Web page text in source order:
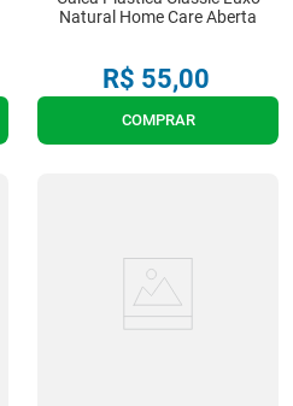
Natural Home Care Aberta
R$ 55,00
COMPRAR